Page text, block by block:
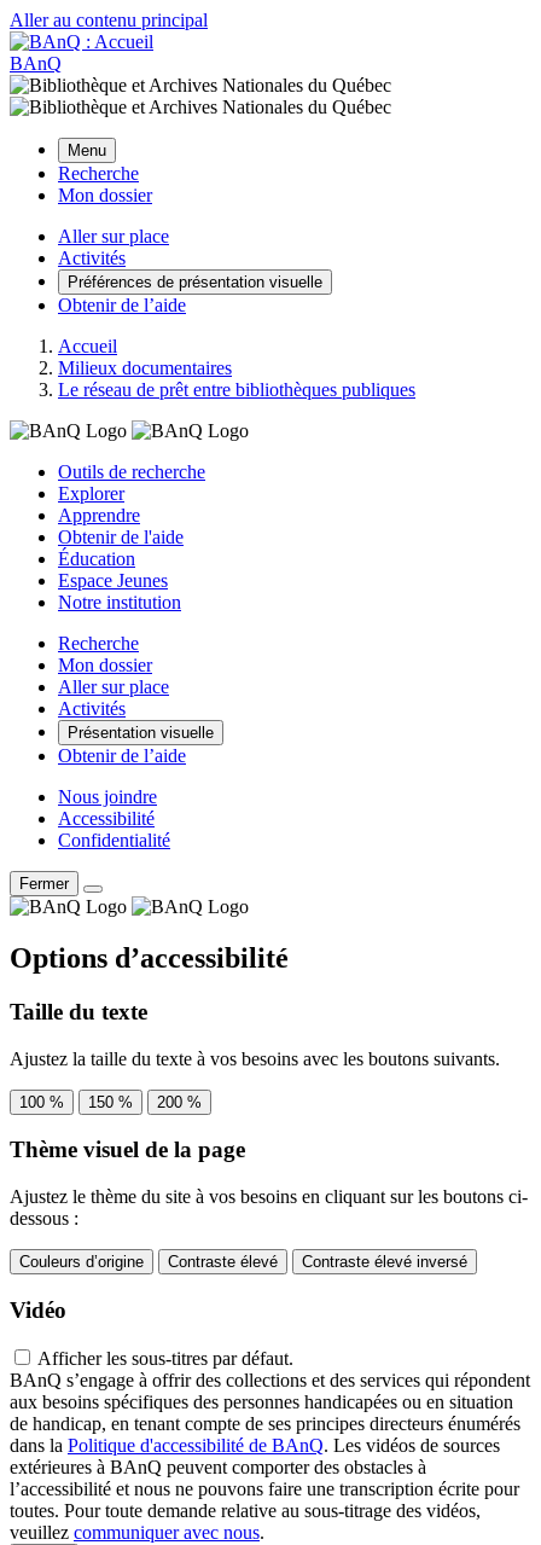
Aller au contenu principal
BAnQ
Menu
Recherche
Mon dossier
Aller sur place
Activités
Préférences de présentation visuelle
Obtenir de l’aide
Accueil
Milieux documentaires
Le réseau de prêt entre bibliothèques publiques
Outils de recherche
Explorer
Apprendre
Obtenir de l'aide
Éducation
Espace Jeunes
Notre institution
Recherche
Mon dossier
Aller sur place
Activités
Présentation visuelle
Obtenir de l’aide
Nous joindre
Accessibilité
Confidentialité
Fermer
Options d’accessibilité
Taille du texte
Ajustez la taille du texte à vos besoins avec les boutons suivants.
100 % 150 % 200 %
Thème visuel de la page
Ajustez le thème du site à vos besoins en cliquant sur les boutons ci-
dessous :
Couleurs d’origine Contraste élevé Contraste élevé inversé
Vidéo
Afficher les sous-titres par défaut.
BAnQ s’engage à offrir des collections et des services qui répondent
aux besoins spécifiques des personnes handicapées ou en situation
de handicap, en tenant compte de ses principes directeurs énumérés
dans la Politique d'accessibilité de BAnQ. Les vidéos de sources
extérieures à BAnQ peuvent comporter des obstacles à
l’accessibilité et nous ne pouvons faire une transcription écrite pour
toutes. Pour toute demande relative au sous-titrage des vidéos,
veuillez communiquer avec nous.